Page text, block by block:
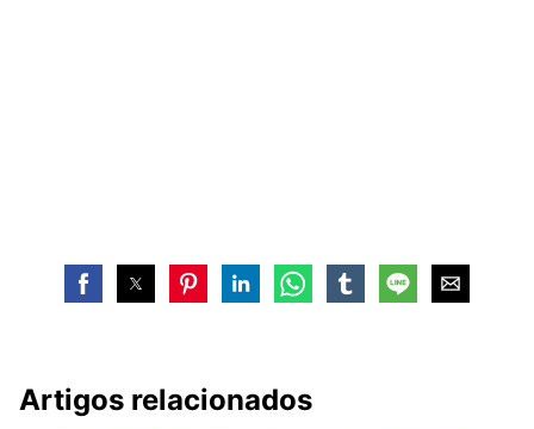
Artigos relacionados